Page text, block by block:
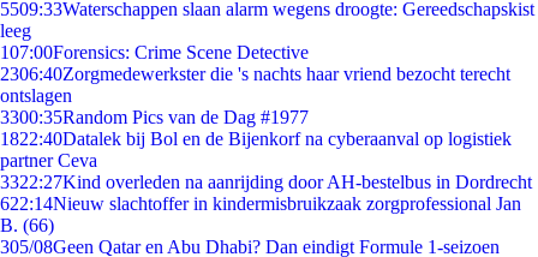
5509:33Waterschappen slaan alarm wegens droogte: Gereedschapskist
leeg
107:00Forensics: Crime Scene Detective
2306:40Zorgmedewerkster die 's nachts haar vriend bezocht terecht
ontslagen
3300:35Random Pics van de Dag #1977
1822:40Datalek bij Bol en de Bijenkorf na cyberaanval op logistiek
partner Ceva
3322:27Kind overleden na aanrijding door AH-bestelbus in Dordrecht
622:14Nieuw slachtoffer in kindermisbruikzaak zorgprofessional Jan
B. (66)
305/08Geen Qatar en Abu Dhabi? Dan eindigt Formule 1-seizoen